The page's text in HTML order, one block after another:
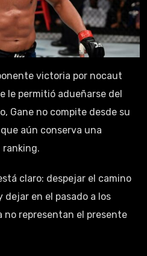
victoria por nocaut
le permitió adueñarse del
Gane no compite desde su
aún conserva una
ranking.
claro: despejar el camino
en el pasado a los
no representan el presente